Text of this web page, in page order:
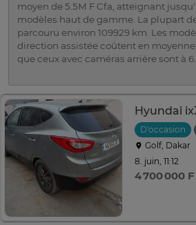
moyen de 5.5M F Cfa, atteignant
modèles haut de gamme. La plupart
parcouru environ 109929 km. Les
direction assistée coûtent en moyenne
que ceux avec caméras arrière sont à
Hyundai
D'occasion
Golf, Dakar
8. juin, 11:12
4 700 000